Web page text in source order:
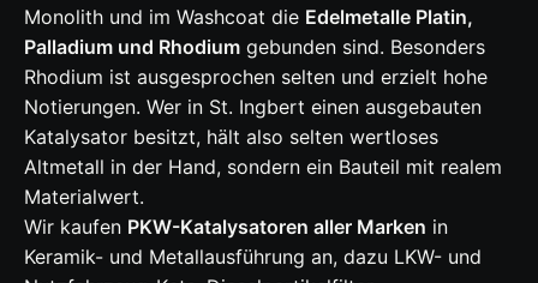
Monolith und im Washcoat die Edelmetalle Platin,
Palladium und Rhodium gebunden sind. Besonders
Rhodium ist ausgesprochen selten und erzielt hohe
Notierungen. Wer in St. Ingbert einen ausgebauten
Katalysator besitzt, hält also selten wertloses
Altmetall in der Hand, sondern ein Bauteil mit realem
Materialwert.
Wir kaufen PKW-Katalysatoren aller Marken in
Keramik- und Metallausführung an, dazu LKW- und